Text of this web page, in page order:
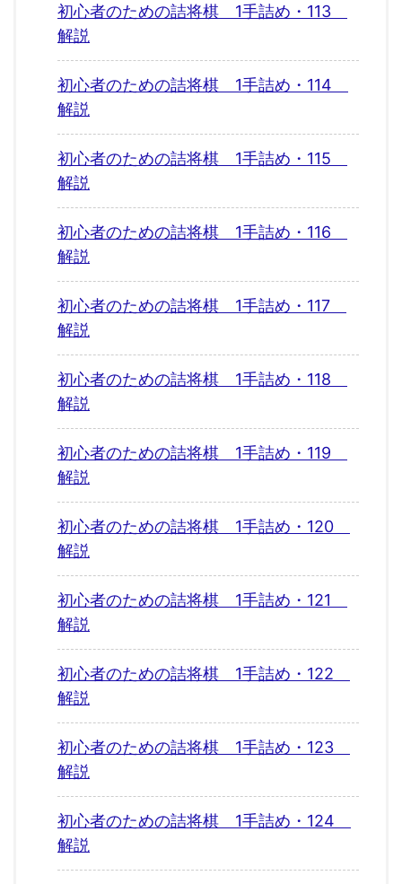
初心者のための詰将棋 1手詰め・113
解説
初心者のための詰将棋 1手詰め・114
解説
初心者のための詰将棋 1手詰め・115
解説
初心者のための詰将棋 1手詰め・116
解説
初心者のための詰将棋 1手詰め・117
解説
初心者のための詰将棋 1手詰め・118
解説
初心者のための詰将棋 1手詰め・119
解説
初心者のための詰将棋 1手詰め・120
解説
初心者のための詰将棋 1手詰め・121
解説
初心者のための詰将棋 1手詰め・122
解説
初心者のための詰将棋 1手詰め・123
解説
初心者のための詰将棋 1手詰め・124
解説